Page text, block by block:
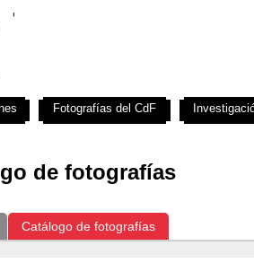
de fotografías
Catálogo de fotografías
Fotografías del CdF